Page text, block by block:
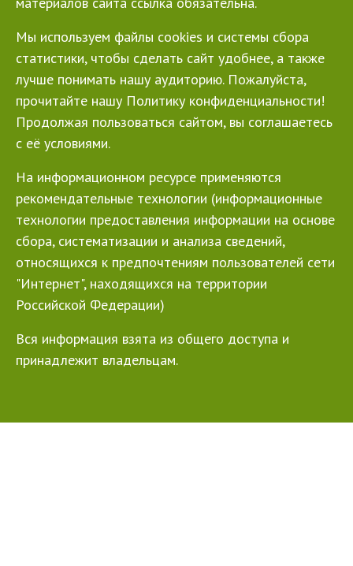
Мы используем файлы cookies и системы сбора
статистики, чтобы сделать сайт удобнее, а также
лучше понимать нашу аудиторию. Пожалуйста,
прочитайте нашу Политику конфиденциальности!
Продолжая пользоваться сайтом, вы соглашаетесь
с её условиями.
На информационном ресурсе применяются
рекомендательные технологии (информационные
технологии предоставления информации на основе
сбора, систематизации и анализа сведений,
относящихся к предпочтениям пользователей сети
"Интернет", находящихся на территории
Российской Федерации)
Вся информация взята из общего доступа и
принадлежит владельцам.